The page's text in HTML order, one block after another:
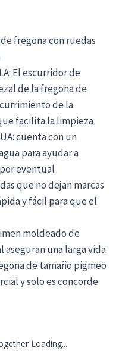
de fregona con ruedas
El escurridor de
de la fregona de
de la
facilita la limpieza
cuenta con un
para ayudar a
eventual
que no dejan marcas
y fácil para que el
moldeado de
aseguran una larga vida
de tamaño pigmeo
y solo es concorde
Loading...